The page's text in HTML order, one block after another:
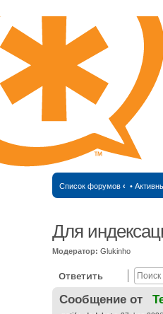
Список форумов ‹ •
Для
Модератор: Glukinho
Ответить
Cообщение от